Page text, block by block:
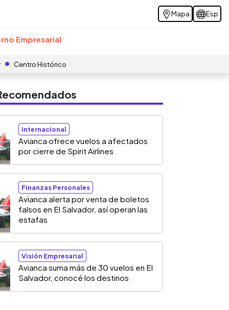
Mapa Esp
Empresarial
Centro Histórico
Internacional
Avianca ofrece vuelos a afectados
por cierre de Spirit Airlines
Finanzas Personales
Avianca alerta por venta de boletos
falsos en El Salvador, así operan las
estafas
Visión Empresarial
Avianca suma más de 30 vuelos en El
Salvador, conocé los destinos